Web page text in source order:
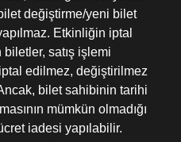
değiştirme/yeni bilet
Etkinliğin iptal
satış işlemi
edilmez, değiştirilmez
bilet sahibinin tarihi
mümkün olmadığı
iadesi yapılabilir.